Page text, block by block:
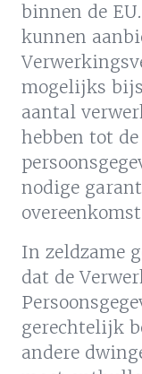
binnen de
kunnen
mogelijks
aantal
hebben tot
nodige
In zeldzame
dat de
gerechtelijk
andere